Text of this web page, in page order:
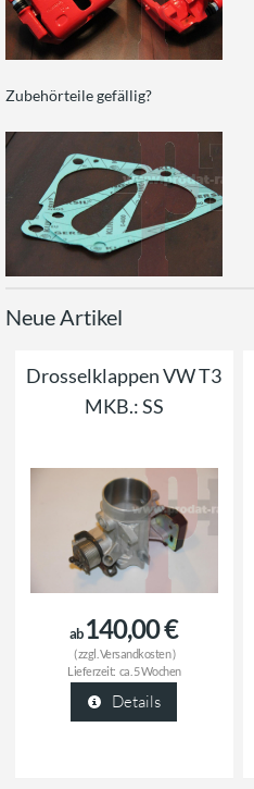
Zubehörteile gefällig?
Neue Artikel
Drosselklappen VW T3
MKB.: SS
ab140,00 €
( zzgl. Versandkosten)
Lieferzeit: ca. 5 Wochen
Details